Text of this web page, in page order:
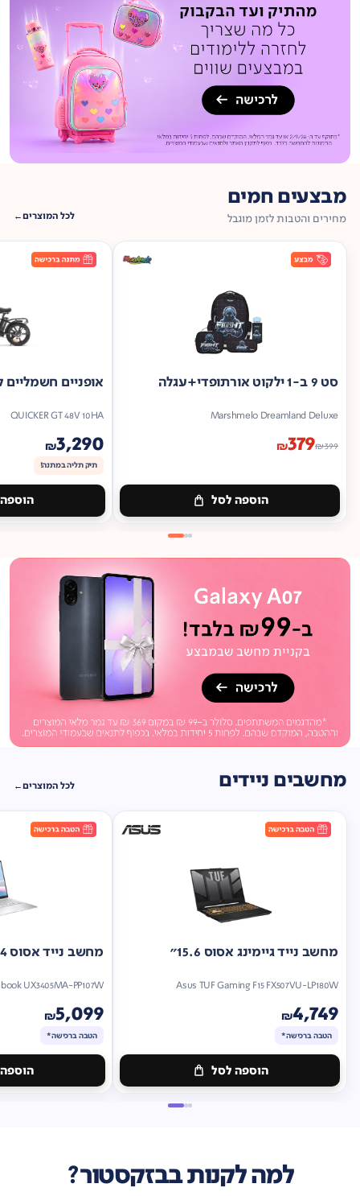
מבצעים חמים
מחירים והטבות לזמן מוגבל לכל המוצרים
סט 9 ב-1 ילקוט אורתופדי+עגלה
Marshmelo Dreamland Deluxe
₪399
₪379
הוספה לסל
אופניים חשמליים
QUICKER GT 48V 10HA
₪3,290
תיק תליה במתנה!
מחשבים ניידים לכל המוצרים
מחשב נייד גיימינג אסוס 15.6"
Asus TUF Gaming F15 FX507VU-LP180W
₪4,749
הטבה ברכישה*
הוספה לסל
מחשב נייד אסוס 14"
UX3405MA-PP107W
₪5,099
הטבה ברכישה*
למה לקנות בבזקסטור?